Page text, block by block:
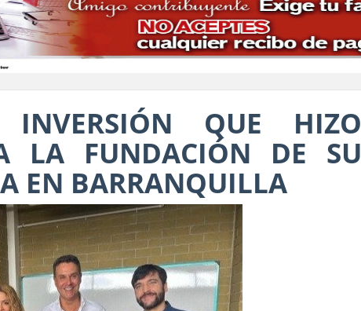
INVERSIÓN QUE HIZO
LA FUNDACIÓN DE SU
EN BARRANQUILLA